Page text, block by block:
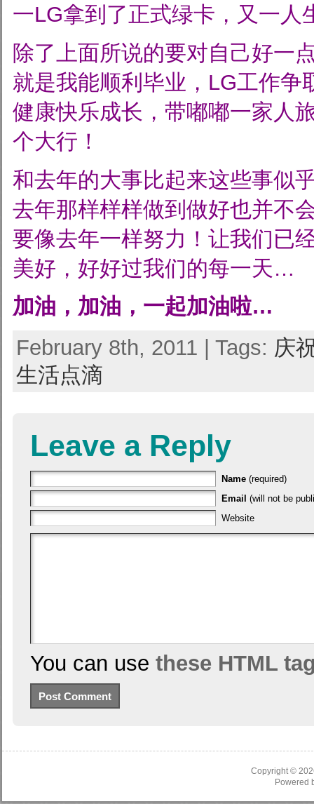
一LG拿到了正式绿卡，又一人
除了上面所说的要对自己好一
就是我能顺利毕业，LG工作争
健康快乐成长，带嘟嘟一家人
个大行！
和去年的大事比起来这些事似
去年那样样样做到做好也并不
要像去年一样努力！让我们已
美好，好好过我们的每一天…
加油，加油，一起加油啦…
February 8th, 2011 | Tags: 庆
生活点滴
Leave a Reply
Name(required)
Email (will not be
Website
You can use these HTML
Copyright ©
Powered